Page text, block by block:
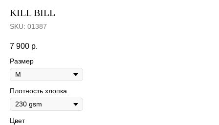
KILL BILL
SKU: 01387
7 900 р.
Размер
Плотность хлопка
Цвет